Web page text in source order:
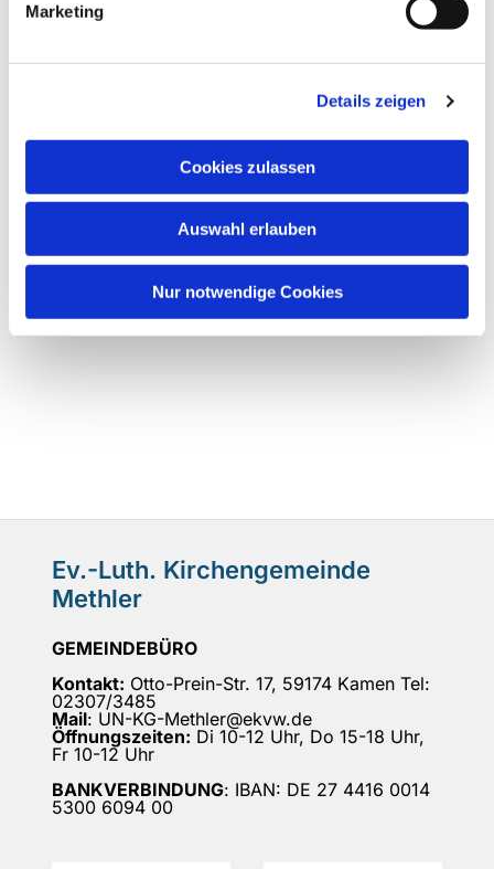
Marketing
Details zeigen
Cookies zulassen
Auswahl erlauben
Nur notwendige Cookies
Ev.-Luth. Kirchengemeinde
Methler
GEMEINDEBÜRO
Kontakt: Otto-Prein-Str. 17, 59174 Kamen Tel:
02307/3485
Mail: UN-KG-Methler@ekvw.de
Öffnungszeiten: Di 10-12 Uhr, Do 15-18 Uhr,
Fr 10-12 Uhr
BANKVERBINDUNG: IBAN: DE 27 4416 0014
5300 6094 00